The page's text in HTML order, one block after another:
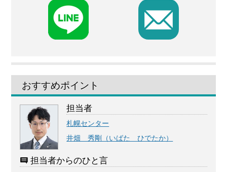
F
おすすめポイント
担当者
札幌センター
井畑 秀剛（いばた ひでたか）
担当者からのひと言